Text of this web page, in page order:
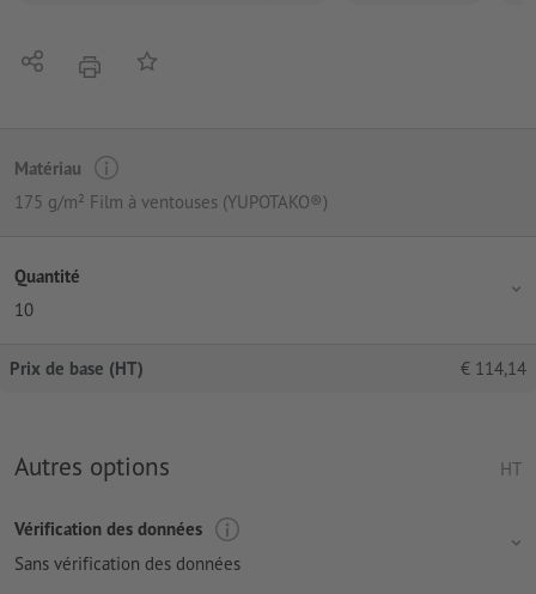
PartagerimprimerAjouter à liste d'article
Matériau
175 g/m² Film à ventouses (YUPOTAKO®)
Quantité
10
Prix de base (HT) € 114,14
Autres options HT
Vérification des données
Sans vérification des données